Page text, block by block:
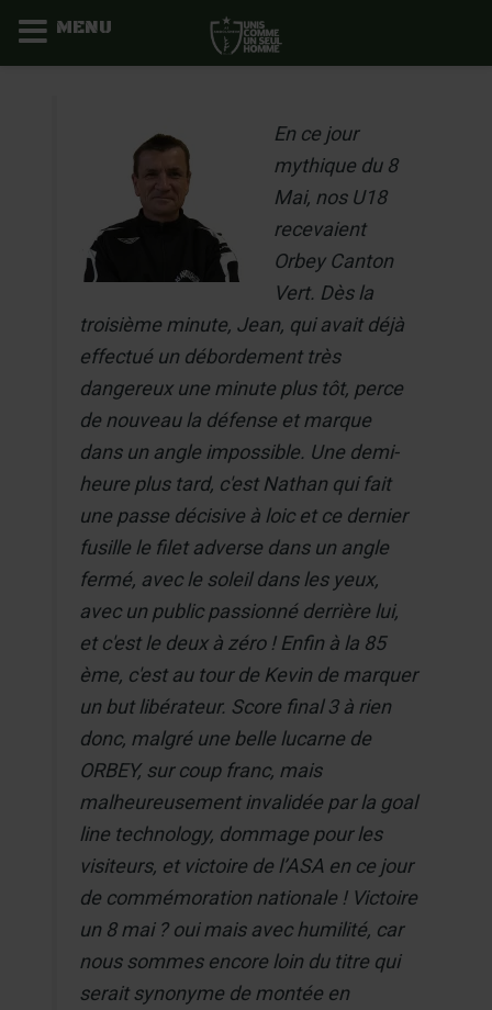
En ce jour
mythique du 8
Mai, nos U18
recevaient
Orbey Canton
Vert. Dès la
troisième minute, Jean, qui avait déjà
effectué un débordement très
dangereux une minute plus tôt, perce
de nouveau la défense et marque
dans un angle impossible. Une demi-
heure plus tard, c'est Nathan qui fait
une passe décisive à loic et ce dernier
fusille le filet adverse dans un angle
fermé, avec le soleil dans les yeux,
avec un public passionné derrière lui,
et c'est le deux à zéro ! Enfin à la 85
ème, c'est au tour de Kevin de marquer
un but libérateur. Score final 3 à rien
donc, malgré une belle lucarne de
ORBEY, sur coup franc, mais
malheureusement invalidée par la goal
line technology, dommage pour les
visiteurs, et victoire de l’ASA en ce jour
de commémoration nationale ! Victoire
un 8 mai ? oui mais avec humilité, car
nous sommes encore loin du titre qui
serait synonyme de montée en
MENU